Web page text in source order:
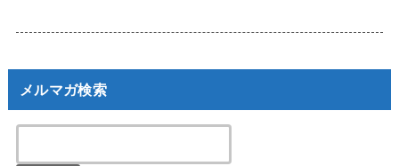
メルマガ検索